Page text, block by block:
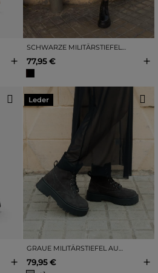
+ 77,95 € +
+
Leder
GRAUE MILITÄRSTIEFEL AUS LEDER MIT PLATEAU UND SCHNÜRUNG
79,95 €
+